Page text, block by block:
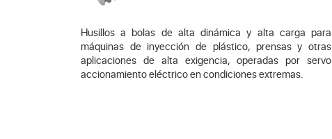
Husillos a bolas de alta dinámica y alta carga para
máquinas de inyección de plástico, prensas y otras
aplicaciones de alta exigencia, operadas por servo
accionamiento eléctrico en condiciones extremas.